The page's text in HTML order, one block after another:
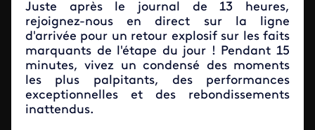
Juste après le journal de 13 heures,
rejoignez-nous en direct sur la ligne
d'arrivée pour un retour explosif sur les faits
marquants de l'étape du jour ! Pendant 15
minutes, vivez un condensé des moments
les plus palpitants, des performances
exceptionnelles et des rebondissements
inattendus.